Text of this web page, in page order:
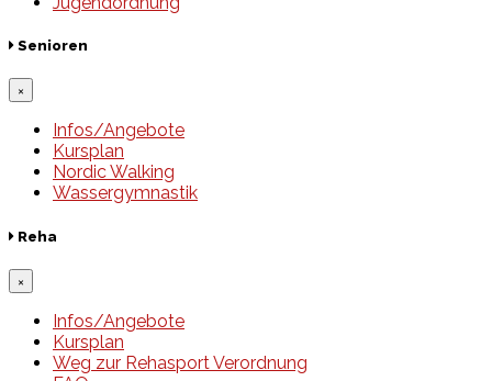
Senioren
×
Infos/Angebote
Kursplan
Nordic Walking
Wassergymnastik
Reha
×
Infos/Angebote
Kursplan
Weg zur Rehasport Verordnung